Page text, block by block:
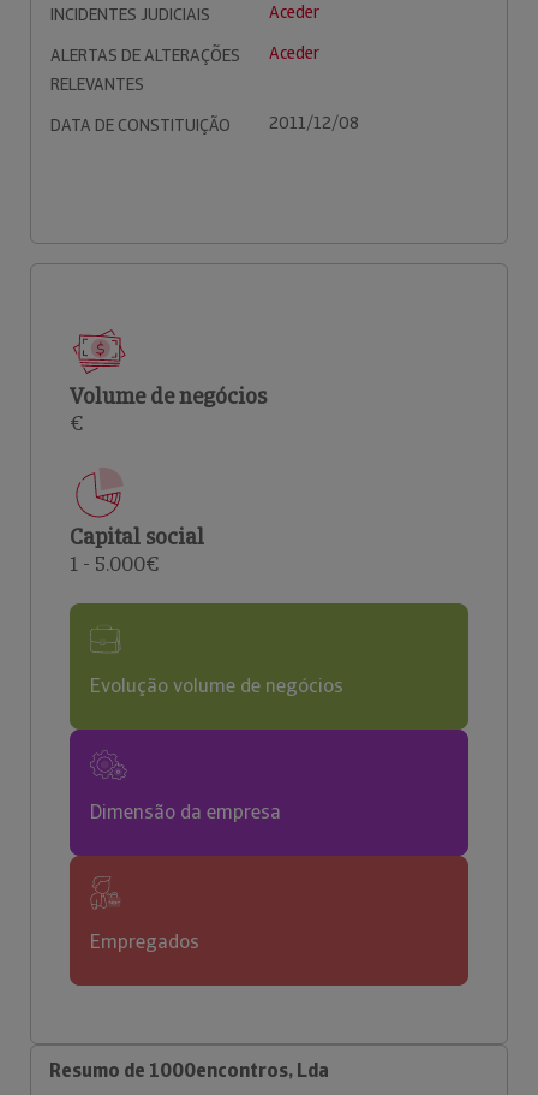
INCIDENTES JUDICIAIS
Aceder
ALERTAS DE ALTERAÇÕES
RELEVANTES
Aceder
DATA DE CONSTITUIÇÃO 2011/12/08
Volume de negócios
€
Capital social
1 - 5.000€
Evolução volume de negócios
Dimensão da empresa
Empregados
Resumo de 1000encontros, Lda